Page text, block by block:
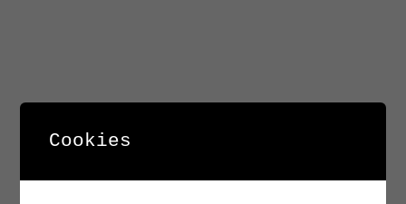
Cookies